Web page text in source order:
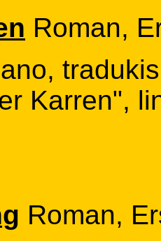
Roman,
Karren",
Roman,